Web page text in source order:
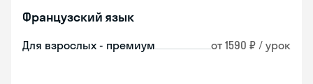
Французский язык
Для взрослых - премиум от 1590 ₽ / урок